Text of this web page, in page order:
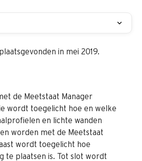
in mei 2019.
de Meetstaat Manager
wordt toegelicht hoe en welke
en lichte wanden
worden met de Meetstaat
wordt toegelicht hoe
te plaatsen is. Tot slot wordt